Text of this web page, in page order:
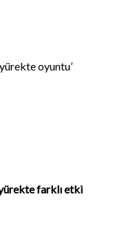
oyuntu’
farklı etki